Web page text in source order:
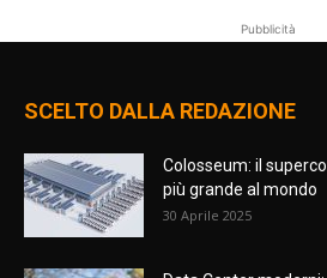
Pubblicità
SCELTO DALLA REDAZIONE
Colosseum: il
più grande al mondo
30 Aprile 2025